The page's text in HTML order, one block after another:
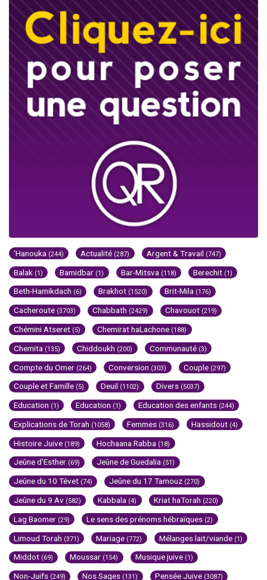
'Hanouka (244) Actualité (287) Argent & Travail (747)
Balak (1) Bamidbar (1) Bar-Mitsva (118) Berechit (1)
Beth-Hamikdach (6) Brakhot (1520) Brit-Mila (176)
Cacheroute (3703) Chabbath (2429) Chavouot (219)
Chémini Atseret (5) Chemirat haLachone (188)
Chemita (135) Chiddoukh (200) Communauté (3)
Compte du Omer (264) Conversion (303) Couple (297)
Couple et Famille (5) Deuil (1102) Divers (5037)
Education (1) Education (1) Education des enfants (244)
Explications de Torah (1058) Femmes (316) Hassidout (4)
Histoire Juive (189) Hochaana Rabba (18)
Jeûne d'Esther (69) Jeûne de Guedalia (51)
Jeûne du 10 Tévet (74) Jeûne du 17 Tamouz (270)
Jeûne du 9 Av (582) Kabbala (4) Kriat haTorah (220)
Lag Baomer (29) Le sens des prénoms hébraïques (2)
Limoud Torah (371) Mariage (772) Mélanges lait/viande (1)
Middot (69) Moussar (154) Musique juive (1)
Non-Juifs (249) Nos Sages (131) Pensée Juive (3087)